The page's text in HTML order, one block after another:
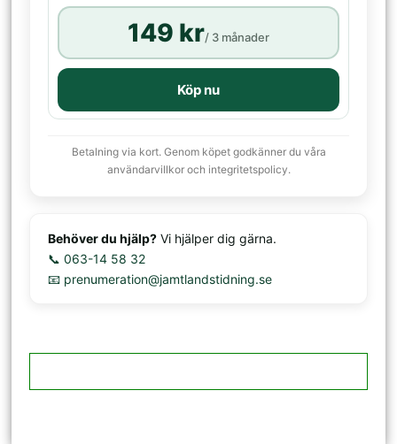
149 kr/ 3 månader
Köp nu
Betalning via kort. Genom köpet godkänner du våra
användarvillkor och integritetspolicy.
Behöver du hjälp? Vi hjälper dig gärna.
📞 063-14 58 32
📧 prenumeration@jamtlandstidning.se